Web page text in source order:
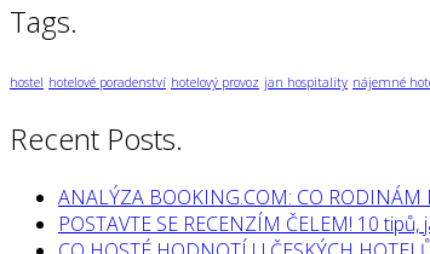
Tags.
hostel hotelové poradenství hotelový provoz jan hospitality nájemné
Recent Posts.
ANALÝZA BOOKING.COM: CO RODINÁM
POSTAVTE SE RECENZÍM ČELEM! 10